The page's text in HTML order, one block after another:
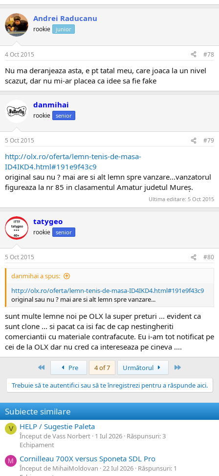
Andrei Raducanu
rookie junior
4 Oct 2015 #78
Nu ma deranjeaza asta, e pt tatal meu, care joaca la un nivel
scazut, dar nu mi-ar placea ca idee sa fie fake
danmihai
rookie senior
5 Oct 2015 #79
http://olx.ro/oferta/lemn-tenis-de-masa-
ID4IKD4.html#191e9f43c9
original sau nu ? mai are si alt lemn spre vanzare...vanzatorul
figureaza la nr 85 in clasamentul Amatur judetul Mureș.
Ultima editare: 5 Oct 2015
tatygeo
rookie senior
5 Oct 2015 #80
danmihai a spus:
http://olx.ro/oferta/lemn-tenis-de-masa-ID4IKD4.html#191e9f43c9
original sau nu ? mai are si alt lemn spre vanzare...
sunt multe lemne noi pe OLX la super preturi ... evident ca
sunt clone ... si pacat ca isi fac de cap nestingheriti
comerciantii cu materiale contrafacute. Eu i-am tot notificat pe
cei de la OLX dar nu cred ca intereseaza pe cineva ....
Prima Pre 4 of 7 Următorul
Trebuie să te autentifici sau să te înregistrezi pentru a răspunde aici.
Subiecte similare
V HELP / Sugestie Paleta
Început de Vass Norbert 1 Iul 2026 Răspunsuri: 3
Echipament
M Cornilleau 700X versus Sponeta SDL Pro
Început de MihaiMoldovan 22 Iul 2026 Răspunsuri: 1